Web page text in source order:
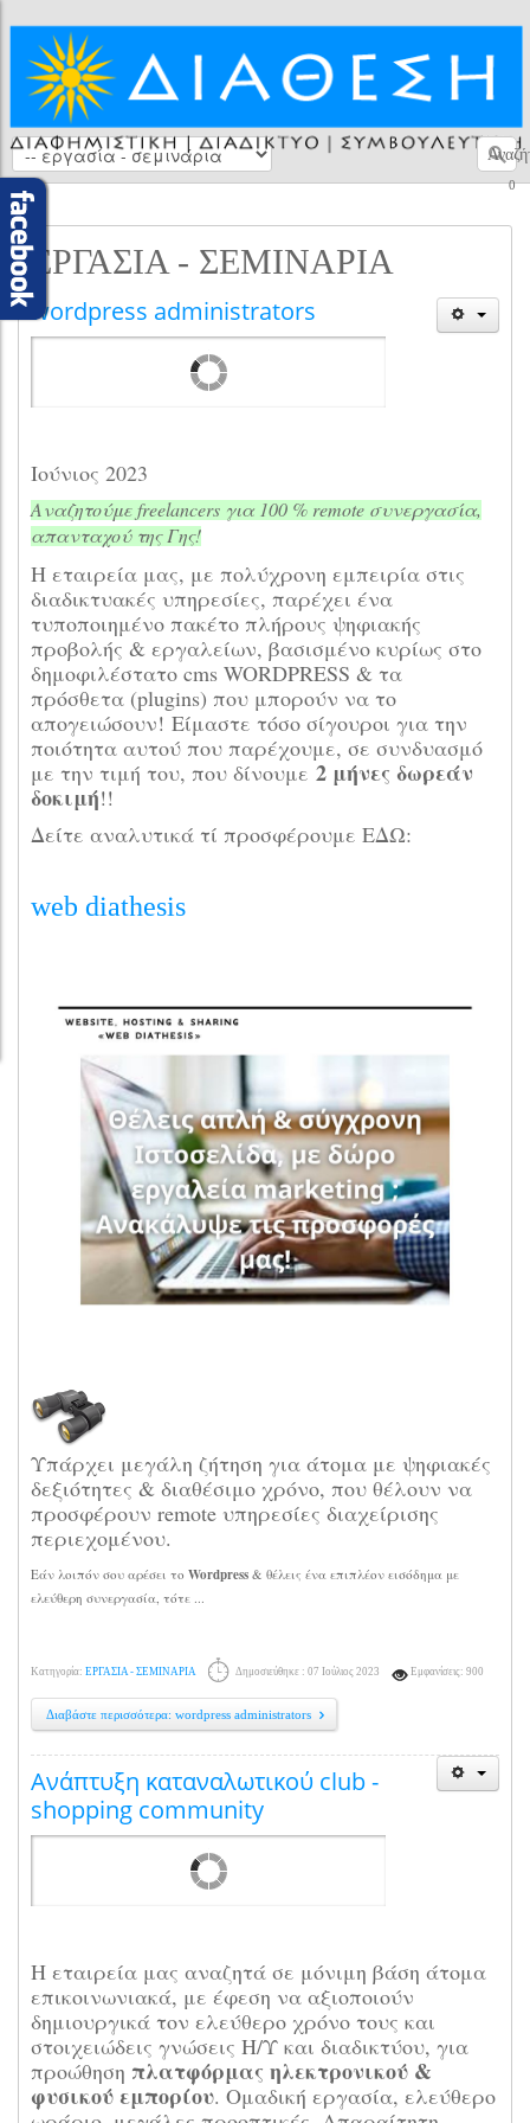
0
ΕΡΓΑΣΙΑ - ΣΕΜΙΝΑΡΙΑ
wordpress administrators
Ιούνιος 2023
Αναζητούμε freelancers για 100 % remote συνεργασία,
απανταχού της Γης!
Η εταιρεία μας, με πολύχρονη εμπειρία στις
διαδικτυακές υπηρεσίες, παρέχει ένα
τυποποιημένο πακέτο πλήρους ψηφιακής
προβολής & εργαλείων, βασισμένο κυρίως στο
δημοφιλέστατο cms WORDPRESS & τα
πρόσθετα (plugins) που μπορούν να το
απογειώσουν! Είμαστε τόσο σίγουροι για την
ποιότητα αυτού που παρέχουμε, σε συνδυασμό
με την τιμή του, που δίνουμε 2 μήνες δωρεάν
δοκιμή!!
Δείτε αναλυτικά τί προσφέρουμε ΕΔΩ:
web diathesis
Υπάρχει μεγάλη ζήτηση για άτομα με ψηφιακές
δεξιότητες & διαθέσιμο χρόνο, που θέλουν να
προσφέρουν remote υπηρεσίες διαχείρισης
περιεχομένου.
Εάν λοιπόν σου αρέσει το Wordpress & θέλεις ένα επιπλέον εισόδημα με
ελεύθερη συνεργασία, τότε ...
Κατηγορία: ΕΡΓΑΣΙΑ - ΣΕΜΙΝΑΡΙΑ Δημοσιεύθηκε : 07 Ιούλιος 2023 Εμφανίσεις: 900
Διαβάστε περισσότερα: wordpress administrators
Ανάπτυξη καταναλωτικού club -
shopping community
Η εταιρεία μας αναζητά σε μόνιμη βάση άτομα
επικοινωνιακά, με έφεση να αξιοποιούν
δημιουργικά τον ελεύθερο χρόνο τους και
στοιχειώδεις γνώσεις Η/Υ και διαδικτύου, για
προώθηση πλατφόρμας ηλεκτρονικού &
φυσικού εμπορίου. Ομαδική εργασία, ελεύθερο